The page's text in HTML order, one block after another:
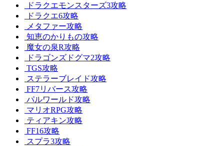
ドラクエモンスターズ3攻略
ドラクエ6攻略
メタファー攻略
知恵のかりもの攻略
魔女の泉R攻略
ドラゴンズドグマ2攻略
TGS攻略
ステラーブレイド攻略
FF7リバース攻略
パルワールド攻略
マリオRPG攻略
ティアキン攻略
FF16攻略
スプラ3攻略